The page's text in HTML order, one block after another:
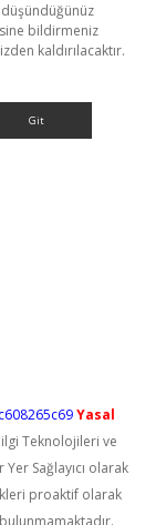
bildirmeniz
kaldırılacaktır.
Yasal
Teknolojileri ve
Sağlayıcı olarak
proaktif olarak